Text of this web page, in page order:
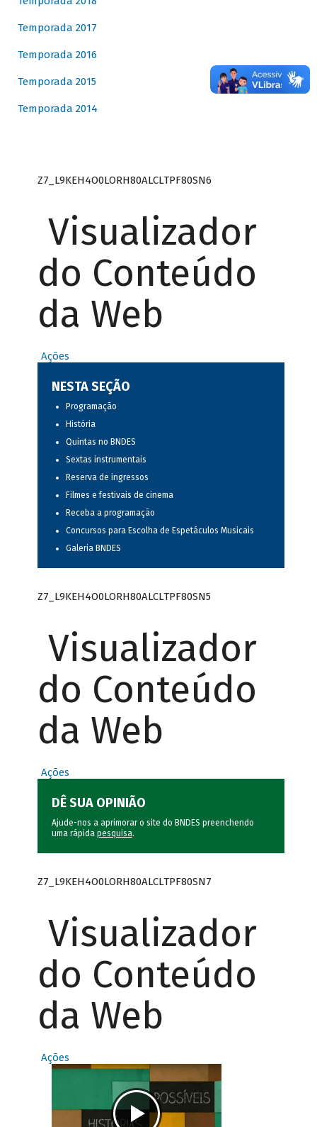
Temporada 2017
Temporada 2016
Temporada 2015
Temporada 2014
Z7_L9KEH4O0LORH80ALCLTPF80SN6
Visualizador
do Conteúdo
da Web
Ações
NESTA SEÇÃO
Programação
História
Quintas no BNDES
Sextas instrumentais
Reserva de ingressos
Filmes e festivais de cinema
Receba a programação
Concursos para Escolha de Espetáculos Musicais
Galeria BNDES
Z7_L9KEH4O0LORH80ALCLTPF80SN5
Visualizador
do Conteúdo
da Web
Ações
DÊ SUA OPINIÃO
Ajude-nos a aprimorar o site do BNDES preenchendo
uma rápida pesquisa.
Z7_L9KEH4O0LORH80ALCLTPF80SN7
Visualizador
do Conteúdo
da Web
Ações